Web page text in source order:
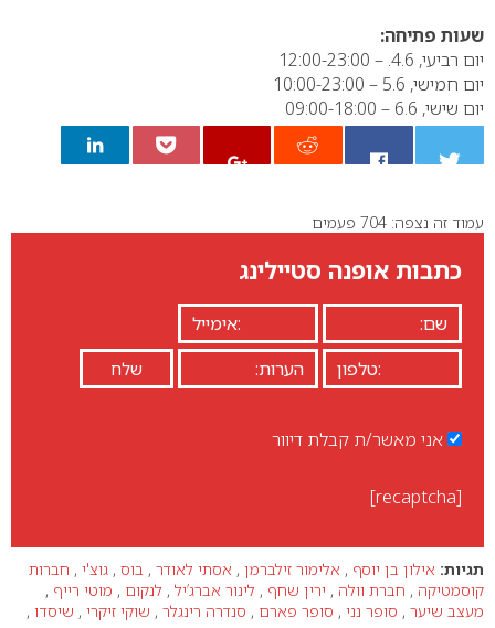
שעות פתיחה:
יום רביעי, 4.6. – 12:00-23:00
יום חמישי, 5.6 – 10:00-23:00
יום שישי, 6.6 – 09:00-18:00
0
עמוד זה נצפה: 704 פעמים
כתבות אופנה סטיילינג
אני מאשר/ת קבלת דיוור
[recaptcha]
תגיות: אילון בן יוסף , אלימור זילברמן , אסתי לאודר , בוס , גוצ'י , חברות
קוסמטיקה , חברת וולה , ירין שחף , לינור אברג’יל , לנקום , מוטי רייף ,
מעצב שיער , סופר נני , סופר פארם , סנדרה רינגלר , שוקי זיקרי , שיסדו ,